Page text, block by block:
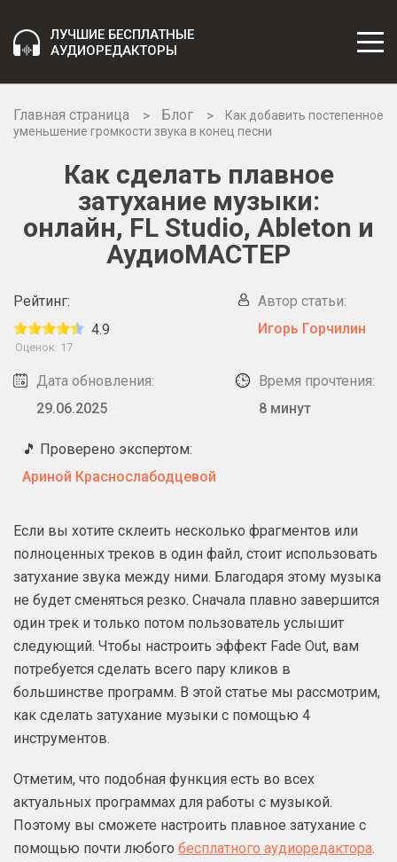
ЛУЧШИЕ БЕСПЛАТНЫЕ
АУДИОРЕДАКТОРЫ
Главная страница Блог
Как добавить постепенное
уменьшение громкости звука в конец песни
Как сделать плавное
затухание музыки:
онлайн, FL Studio, Ableton и
АудиоМАСТЕР
Рейтинг:
4.9
Оценок: 17
Автор статьи:
Игорь Горчилин
Дата обновления:
29.06.2025
Время прочтения:
8 минут
🎵 Проверено экспертом:
Ариной Краснослабодцевой
Если вы хотите склеить несколько фрагментов или
полноценных треков в один файл, стоит использовать
затухание звука между ними. Благодаря этому музыка
не будет сменяться резко. Сначала плавно завершится
один трек и только потом пользователь услышит
следующий. Чтобы настроить эффект Fade Out, вам
потребуется сделать всего пару кликов в
большинстве программ. В этой статье мы рассмотрим,
как сделать затухание музыки с помощью 4
инструментов.
Отметим, что подобная функция есть во всех
актуальных программах для работы с музыкой.
Поэтому вы сможете настроить плавное затухание с
помощью почти любого бесплатного аудиоредактора.